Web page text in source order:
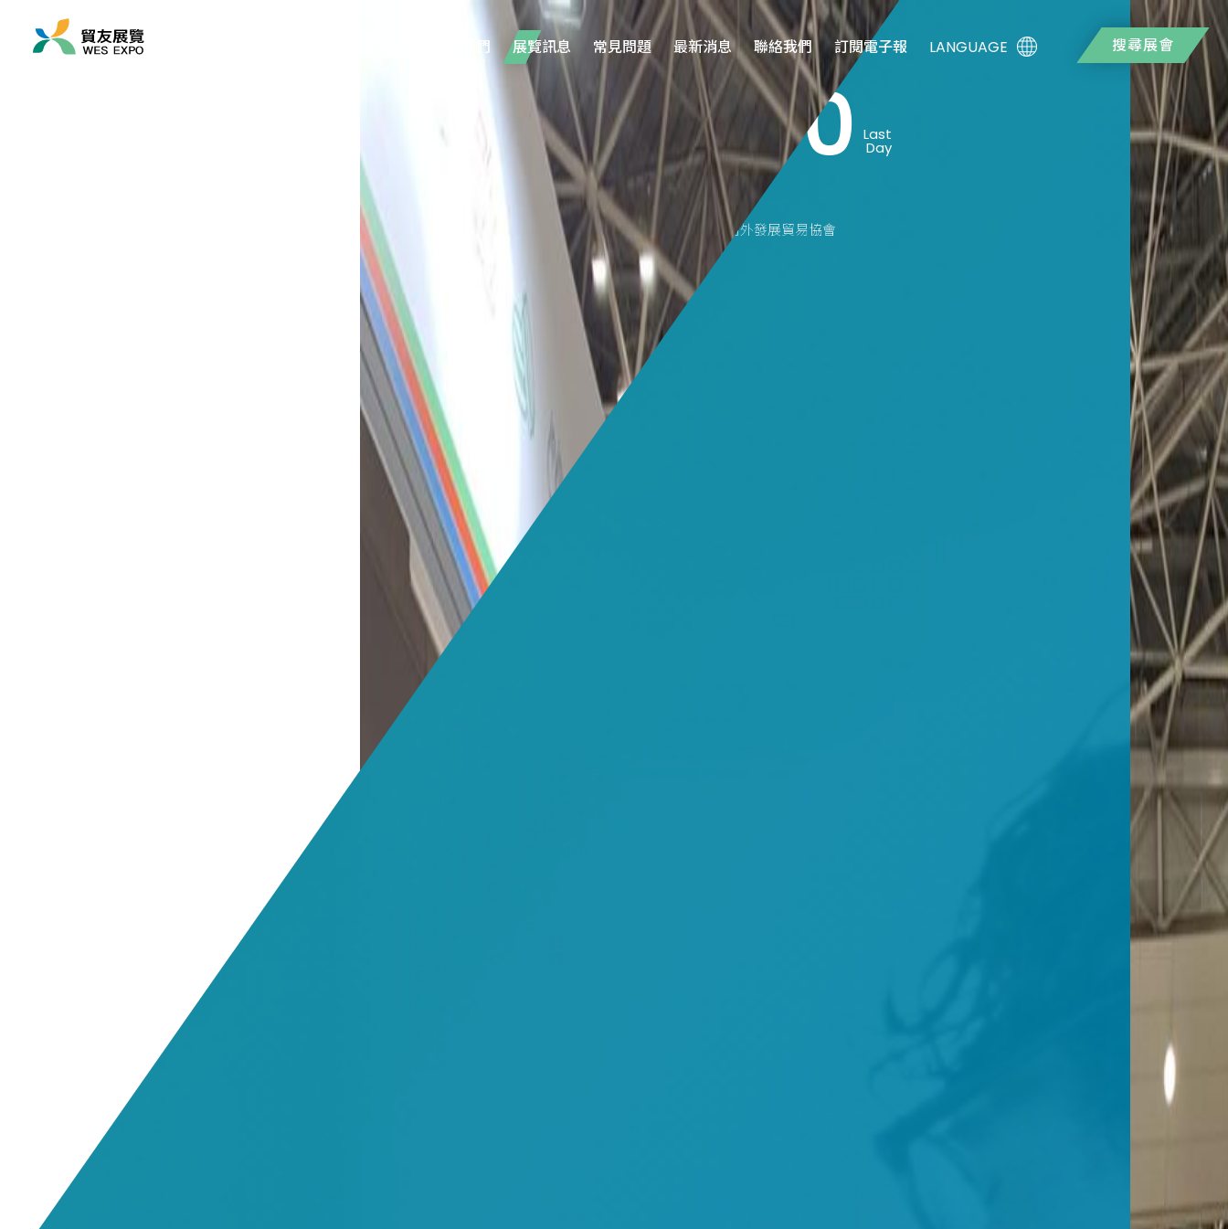
關於我們 展覽訊息 常見問題 最新消息 聯絡我們 訂閱電子報 LANGUAGE 搜尋展會
2026/06/17 ~ 2026/06/19 0 Last
Day
負責人
陳宇軒 Maureen
公協會補助
文化內容策進院、中華民國對外發展貿易協會